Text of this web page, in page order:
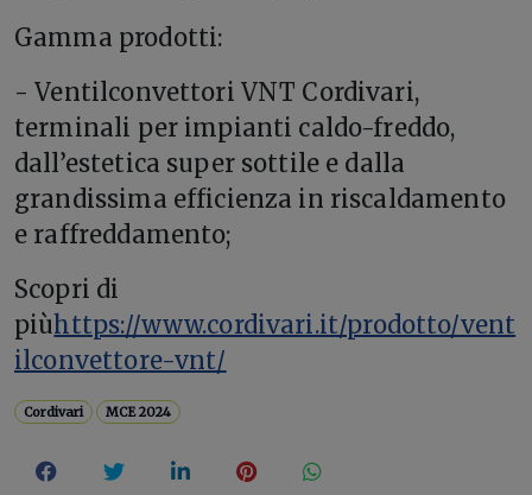
Gamma prodotti:
- Ventilconvettori VNT Cordivari,
terminali per impianti caldo-freddo,
dall’estetica super sottile e dalla
grandissima efficienza in riscaldamento
e raffreddamento;
Scopri di
piùhttps://www.cordivari.it/prodotto/vent
ilconvettore-vnt/
Cordivari MCE 2024